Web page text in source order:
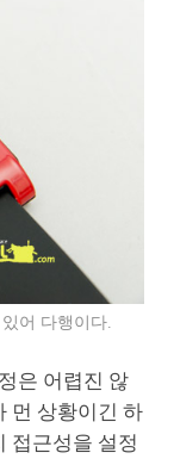
어 다행이다.
은 어렵진 않
먼 상황이긴 하
접근성을 설정